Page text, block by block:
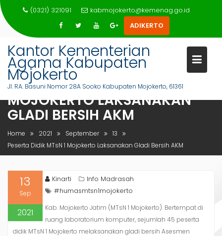
Skip
to
content
(0321) 321091
kabmojokerto@kemenag.go.id
ADIKERTO
Kantor Kementerian
Agama Kabupaten
Mojokerto
Jl. RA. Basuni Nomor 28A Sooko Kabupaten Mojokerto, 61361
PESERTA DIDIK MTSN 1
MOJOKERTO LAKSANAKAN
GLADI BERSIH AKM
Home 2021 September
13
Peserta Didik MTsN 1 Mojokerto Laksanakan Gladi Bersih AKM
13
Sep
2021
Kinarti
Info Madrasah
#humasmtsn1mojokerto
Kab. Mojokerto Jatim (MTsN 1 Mojokerto). Bertempat di
ruang laboratorium komputer, sejumlah 45 peserta
didik MTsN 1 Mojokerto melaksanakan gladi bersih Asesmen